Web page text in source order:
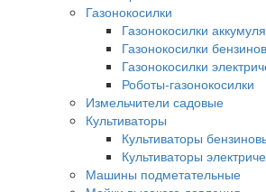
Газонокосилки
Газонокосилки
Газонокосилки
Газонокосилки
Роботы-газонокосилки
Измельчители садовые
Культиваторы
Культиваторы
Культиваторы
Машины подметательные